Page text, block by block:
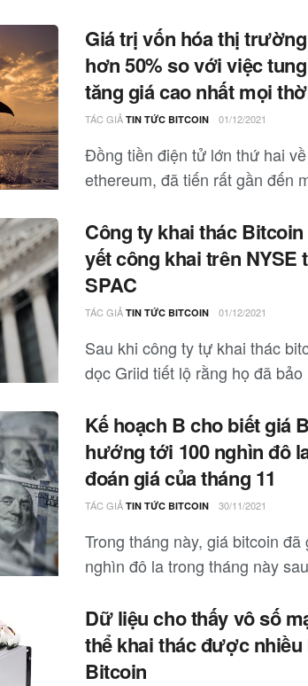
Giá trị vốn hóa thị
hơn 50% so với việc
tăng giá cao nhất mọi
TÁC GIẢ TIN TỨC BITCOIN 01/12/2021
Đồng tiền điện tử lớn thứ hai
ethereum, đã tiến rất gần đến
Công ty khai thác
yết công khai trên NYSE
SPAC
TÁC GIẢ TIN TỨC BITCOIN 01/12/2021
Sau khi công ty tự khai thác
dọc Griid tiết lộ rằng họ đã bảo
Kế hoạch B cho biết giá
hướng tới 100 nghìn đô
đoán giá của tháng 11
TÁC GIẢ TIN TỨC BITCOIN 30/11/2021
Trong tháng này, giá bitcoin
nghìn đô la trong tháng này
Dữ liệu cho thấy vô số
thể khai thác được
Bitcoin